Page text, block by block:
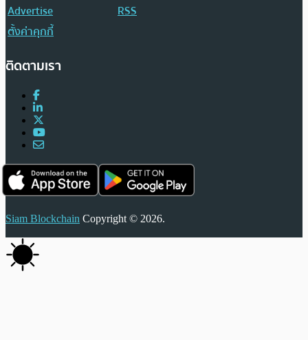
Advertise
RSS
ตั้งค่าคุกกี้
ติดตามเรา
Siam Blockchain Copyright © 2026.